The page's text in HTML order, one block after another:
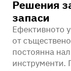
Решения
запаси
Ефективното
от
постоянна
инструменти.